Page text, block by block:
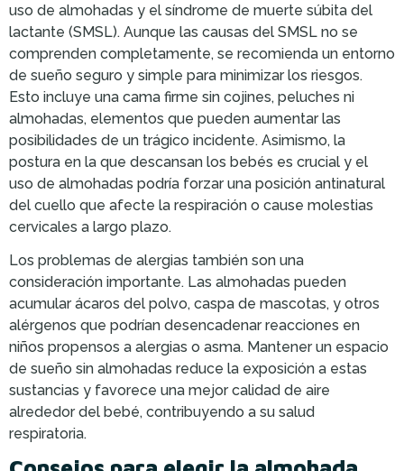
uso de almohadas y el síndrome de muerte súbita del
lactante (SMSL). Aunque las causas del SMSL no se
comprenden completamente, se recomienda un entorno
de sueño seguro y simple para minimizar los riesgos.
Esto incluye una cama firme sin cojines, peluches ni
almohadas, elementos que pueden aumentar las
posibilidades de un trágico incidente. Asimismo, la
postura en la que descansan los bebés es crucial y el
uso de almohadas podría forzar una posición antinatural
del cuello que afecte la respiración o cause molestias
cervicales a largo plazo.
Los problemas de alergias también son una
consideración importante. Las almohadas pueden
acumular ácaros del polvo, caspa de mascotas, y otros
alérgenos que podrían desencadenar reacciones en
niños propensos a alergias o asma. Mantener un espacio
de sueño sin almohadas reduce la exposición a estas
sustancias y favorece una mejor calidad de aire
alrededor del bebé, contribuyendo a su salud
respiratoria.